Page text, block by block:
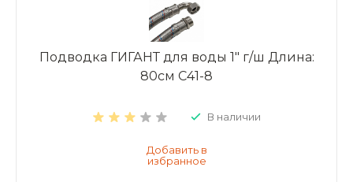
Подводка ГИГАНТ для воды 1" г/ш Длина:
80см C41-8
В наличии